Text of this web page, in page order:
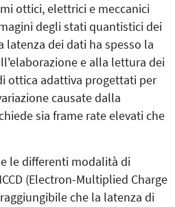
ottici, elettrici e meccanici
degli stati quantistici dei
dei dati ha spesso la
e alla lettura dei
ottica adattiva progettati per
causate dalla
sia frame rate elevati che
le differenti modalità di
(Electron-Multiplied Charge
che la latenza di